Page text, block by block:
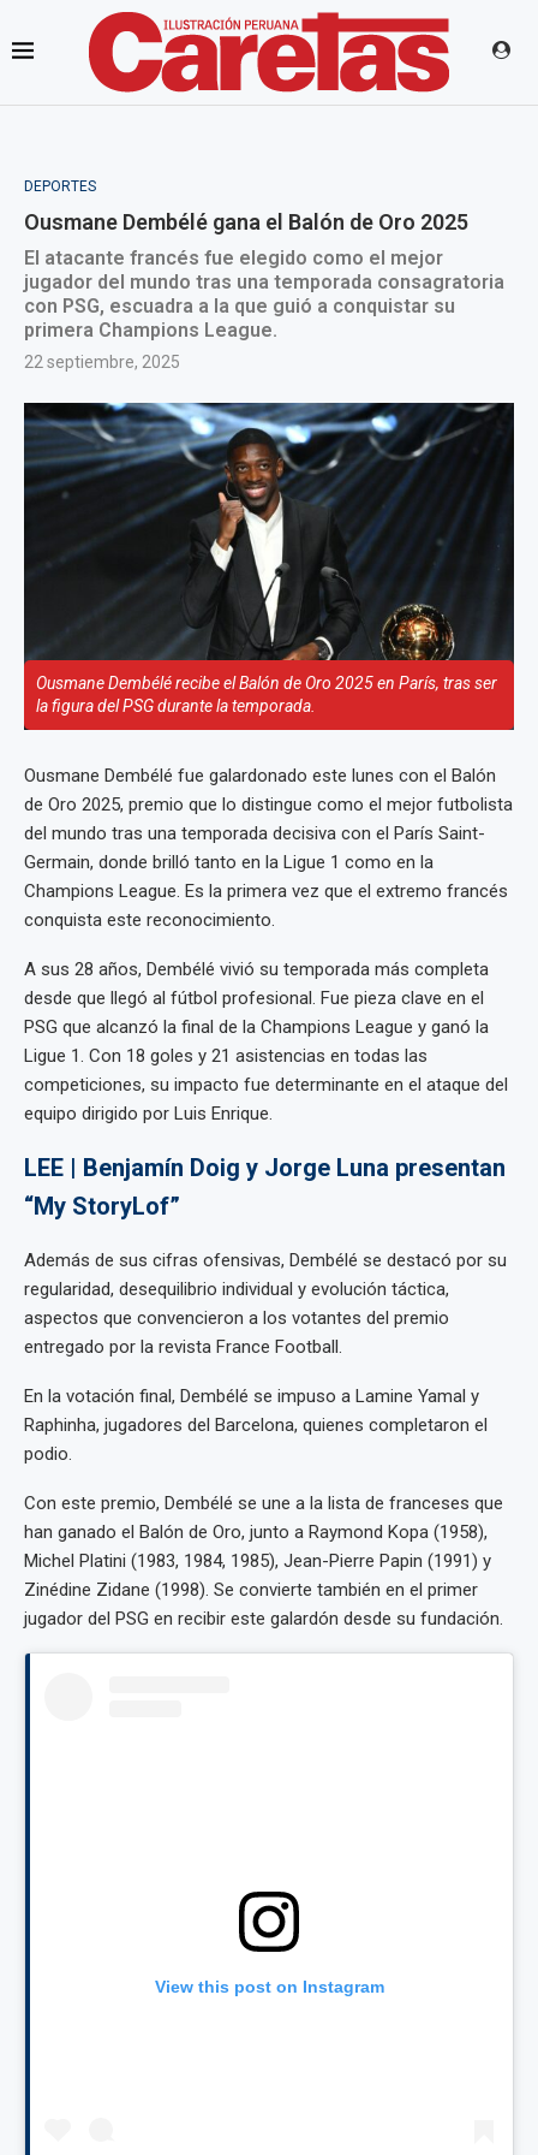
DEPORTES
Ousmane Dembélé gana el Balón de Oro 2025
El atacante francés fue elegido como el mejor
jugador del mundo tras una temporada consagratoria
con PSG, escuadra a la que guió a conquistar su
primera Champions League.
22 septiembre, 2025
Ousmane Dembélé recibe el Balón de Oro 2025 en París, tras ser
la figura del PSG durante la temporada.
Ousmane Dembélé fue galardonado este lunes con el Balón
de Oro 2025, premio que lo distingue como el mejor futbolista
del mundo tras una temporada decisiva con el París Saint-
Germain, donde brilló tanto en la Ligue 1 como en la
Champions League. Es la primera vez que el extremo francés
conquista este reconocimiento.
A sus 28 años, Dembélé vivió su temporada más completa
desde que llegó al fútbol profesional. Fue pieza clave en el
PSG que alcanzó la final de la Champions League y ganó la
Ligue 1. Con 18 goles y 21 asistencias en todas las
competiciones, su impacto fue determinante en el ataque del
equipo dirigido por Luis Enrique.
LEE | Benjamín Doig y Jorge Luna presentan
“My StoryLof”
Además de sus cifras ofensivas, Dembélé se destacó por su
regularidad, desequilibrio individual y evolución táctica,
aspectos que convencieron a los votantes del premio
entregado por la revista France Football.
En la votación final, Dembélé se impuso a Lamine Yamal y
Raphinha, jugadores del Barcelona, quienes completaron el
podio.
Con este premio, Dembélé se une a la lista de franceses que
han ganado el Balón de Oro, junto a Raymond Kopa (1958),
Michel Platini (1983, 1984, 1985), Jean-Pierre Papin (1991) y
Zinédine Zidane (1998). Se convierte también en el primer
jugador del PSG en recibir este galardón desde su fundación.
View this post on Instagram